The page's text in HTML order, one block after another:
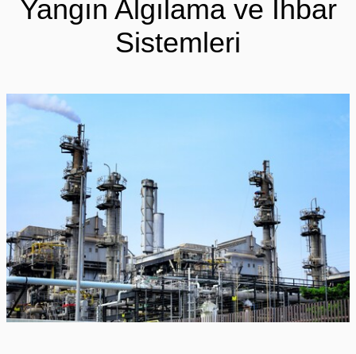
Yangın Algılama ve İhbar
Sistemleri